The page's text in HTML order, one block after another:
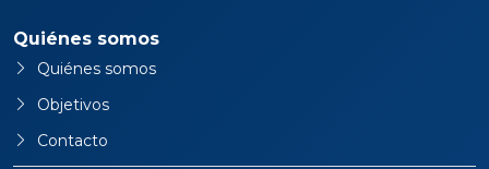
Quiénes somos
Quiénes somos
Objetivos
Contacto